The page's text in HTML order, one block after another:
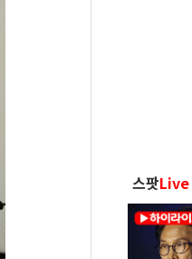
스팟Live